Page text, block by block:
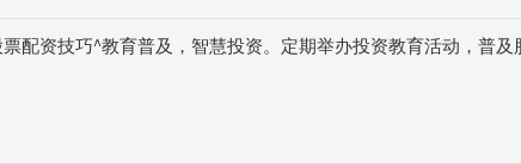
配资技巧^教育普及，智慧投资。定期举办投资教育活动，普